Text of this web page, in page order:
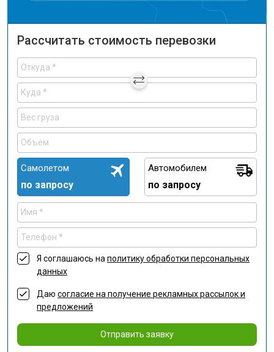
Рассчитать стоимость перевозки
Самолетом
по запросу
Автомобилем
по запросу
Я соглашаюсь наполитику обработки персональных
данных
Даю согласие на получение рекламных рассылок и
предложений
Отправить заявку